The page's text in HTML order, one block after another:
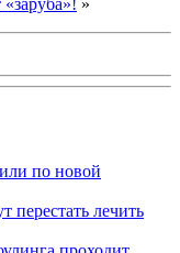
«заруба»! »
по новой
перестать лечить